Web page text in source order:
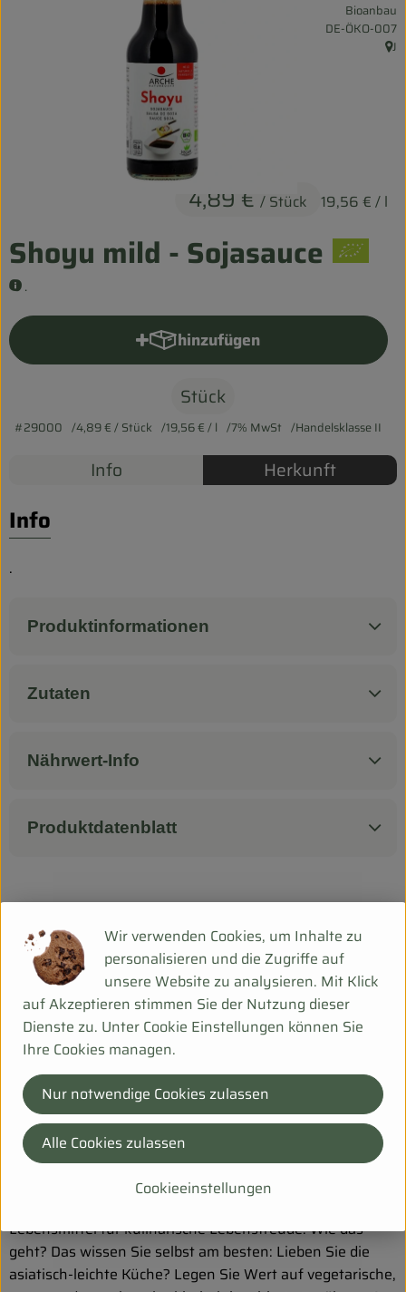
Entspannt durch die FERIEN
Obst & Gemüse
Vorratskammer
Kosmetik
Biohof erleben
Shoyu mild - Sojasauce
.
4,89 € / Stück 19,56 € / l
Bioanbau
, Kontrollstelle:
DE-ÖKO-007
,J
hinzufügen
Produkt zum Warenkorb
Stück
#29000 4,89 €/ Stück 19,56 €/ l 7% MwSt Handelsklasse II
Info Herkunft
Info
.
Produktinformationen
Zutaten
Nährwert-Info
Produktdatenblatt
Hersteller: ARC
Arche Naturküche
Lebensmittel für kulinarische Lebensfreude. Wie das
geht? Das wissen Sie selbst am besten: Lieben Sie die
asiatisch-leichte Küche? Legen Sie Wert auf vegetarische,
Wir verwenden Cookies, um Inhalte zu
personalisieren und die Zugriffe auf
unsere Website zu analysieren. Mit Klick
auf Akzeptieren stimmen Sie der Nutzung dieser
Dienste zu. Unter Cookie Einstellungen können Sie
Ihre Cookies managen.
Cookieeinstellungen
Nur notwendige Cookies zulassen
Alle Cookies zulassen